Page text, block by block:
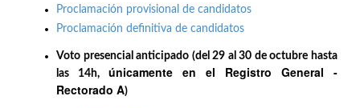
Proclamación provisional de candidatos
Proclamación definitiva de candidatos
Voto presencial anticipado (del 29 al 30 de octubre hasta
las 14h, únicamente en el Registro General -
Rectorado A)